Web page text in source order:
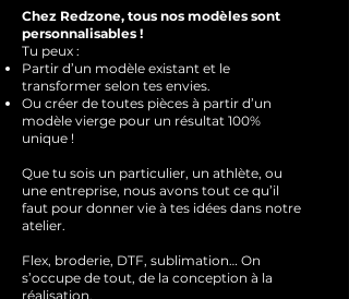
Chez Redzone, tous nos modèles sont
personnalisables !
Tu peux :
Partir d’un modèle existant et le
transformer selon tes envies.
Ou créer de toutes pièces à partir d’un
modèle vierge pour un résultat 100%
unique !
Que tu sois un particulier, un athlète, ou
une entreprise, nous avons tout ce qu’il
faut pour donner vie à tes idées dans notre
atelier.
Flex, broderie, DTF, sublimation… On
s’occupe de tout, de la conception à la
réalisation.